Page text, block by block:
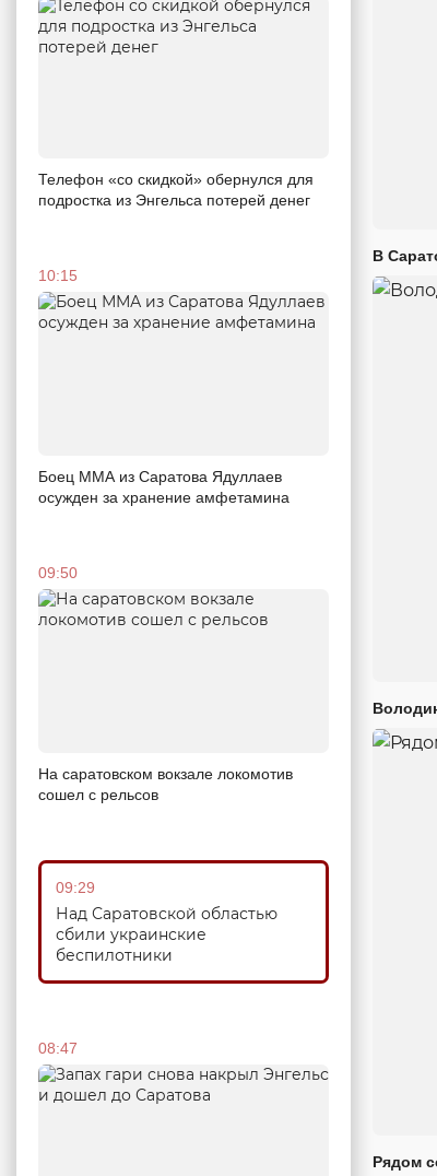
Телефон «со скидкой» обернулся для
подростка из Энгельса потерей денег
10:15
Боец ММА из Саратова Ядуллаев
осужден за хранение амфетамина
09:50
На саратовском вокзале локомотив
сошел с рельсов
09:29
Над Саратовской областью
сбили украинские
беспилотники
08:47
В
Рядом